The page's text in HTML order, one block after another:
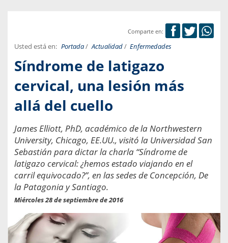
Comparte en:
Usted está en: Portada/ Actualidad/ Enfermedades
Síndrome de latigazo
cervical, una lesión más
allá del cuello
James Elliott, PhD, académico de la Northwestern
University, Chicago, EE.UU., visitó la Universidad San
Sebastián para dictar la charla “Síndrome de
latigazo cervical: ¿hemos estado viajando en el
carril equivocado?”, en las sedes de Concepción, De
la Patagonia y Santiago.
Miércoles 28 de septiembre de 2016